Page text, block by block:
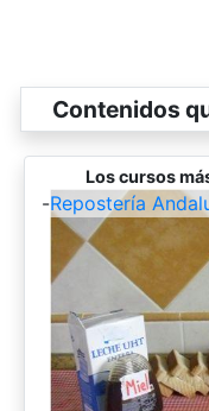
Contenidos
Los cursos
-Repostería